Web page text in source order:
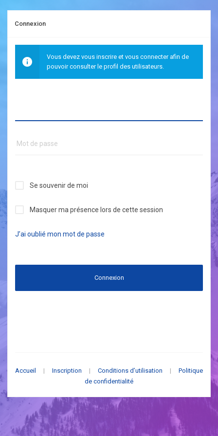
Connexion
Vous devez vous inscrire et vous connecter afin de
pouvoir consulter le profil des utilisateurs.
Se souvenir de moi
Masquer ma présence lors de cette session
J’ai oublié mon mot de passe
Connexion
Accueil | Inscription | Conditions d’utilisation |
Politique
de confidentialité